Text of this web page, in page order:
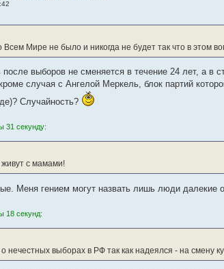
Мире не было и никогда не будет так что в этом
выборов не сменяется в течение 24 лет, а в
случая с Ангелой Меркель, блок партий
Случайность?
31 секунду:
живут с мамами!
Меня гением могут назвать лишь люди далекие
18 секунд:
нечестных выборах в РФ так как надеялся - на смену